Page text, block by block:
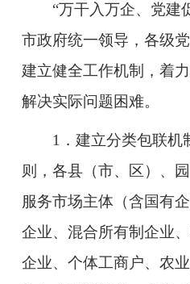
“万干入万企、党建
市政府统一领导，各级
建立健全工作机制，着
解决实际问题困难。
1．建立分类包联机
则，各县（市、区）、
服务市场主体（含国有
企业、混合所有制企业
企业、个体工商户、农